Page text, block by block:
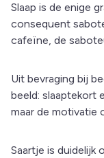
Slaap is de enige
consequent
cafeïne, de
Uit bevraging bij
beeld: slaaptekort
maar de motivatie
Saartje is duidelijk